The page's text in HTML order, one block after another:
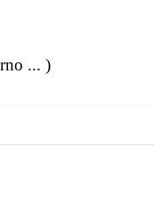
... )